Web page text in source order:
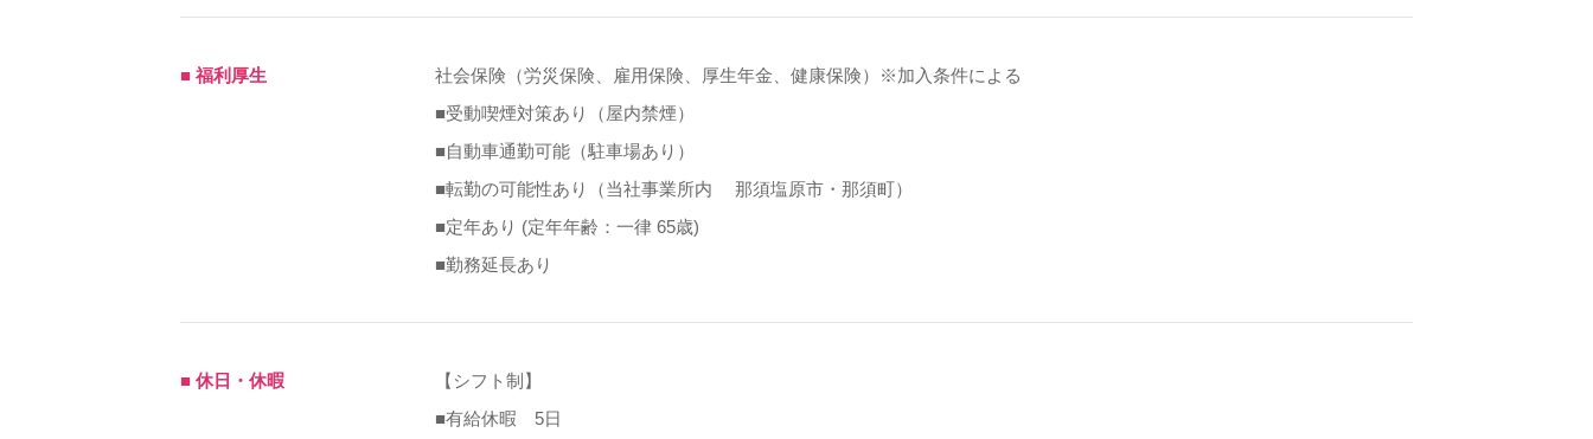
■ 福利厚生
社会保険（労災保険、雇用保険、厚生年金、健康保険）※加入条件による
■受動喫煙対策あり（屋内禁煙）
■自動車通勤可能（駐車場あり）
■転勤の可能性あり（当社事業所内 那須塩原市・那須町）
■定年あり (定年年齢：一律 65歳)
■勤務延長あり
■ 休日・休暇
【シフト制】
■有給休暇 5日